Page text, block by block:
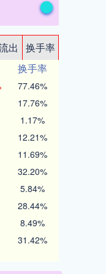
出
换手率
换手率
77.46%
17.76%
1.17%
12.21%
11.69%
32.20%
5.84%
28.44%
8.49%
31.42%